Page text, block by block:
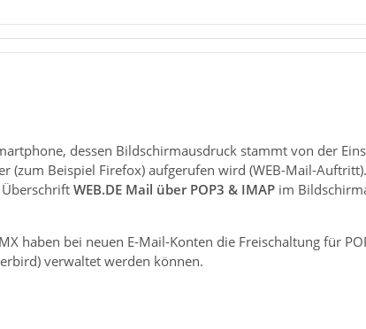
dessen Bildschirmausdruck stammt von der
(zum Beispiel Firefox) aufgerufen wird (WEB-Mail-Auftritt).
WEB.DE Mail über POP3 & IMAPim
haben bei neuen E-Mail-Konten die Freischaltung für
verwaltet werden können.